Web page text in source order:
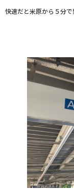
快速だと米原から５分で